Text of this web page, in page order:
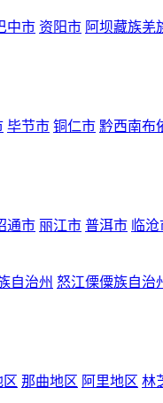
中市 资阳市 阿坝藏族羌
毕节市 铜仁市 黔西南布
通市 丽江市 普洱市 临
自治州 怒江傈僳族自治
区 那曲地区 阿里地区 林